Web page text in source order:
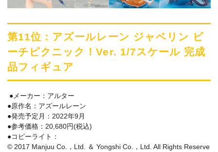
第11位：アズールレーン ジャベリン ビ
ーチピクニック！Ver. 1/7スケール 完成
品フィギュア
●メーカー：アルター
●原作名：アズールレーン
●発売予定月：2022年9月
●参考価格：20,680円(税込)
●コピーライト：
© 2017 Manjuu Co.，Ltd. ＆ Yongshi Co.，Ltd. All Rights Reserve